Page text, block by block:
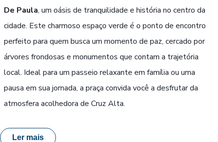
De Paula, um oásis de tranquilidade e história no centro da
cidade. Este charmoso espaço verde é o ponto de encontro
perfeito para quem busca um momento de paz, cercado por
árvores frondosas e monumentos que contam a trajetória
local. Ideal para um passeio relaxante em família ou uma
pausa em sua jornada, a praça convida você a desfrutar da
atmosfera acolhedora de Cruz Alta.
Ler mais